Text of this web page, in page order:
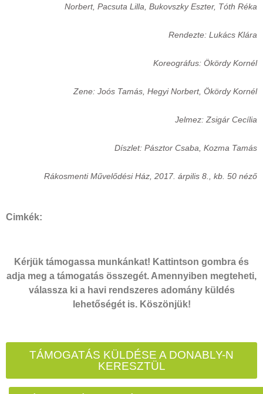
Norbert, Pacsuta Lilla, Bukovszky Eszter, Tóth Réka
Rendezte: Lukács Klára
Koreográfus: Ökördy Kornél
Zene: Joós Tamás, Hegyi Norbert, Ökördy Kornél
Jelmez: Zsigár Cecília
Díszlet: Pásztor Csaba, Kozma Tamás
Rákosmenti Művelődési Ház, 2017. árpilis 8., kb. 50 néző
Cimkék:
Kérjük támogassa munkánkat! Kattintson gombra és
adja meg a támogatás összegét. Amennyiben megteheti,
válassza ki a havi rendszeres adomány küldés
lehetőségét is. Köszönjük!
TÁMOGATÁS KÜLDÉSE A DONABLY-N
KERESZTÜL